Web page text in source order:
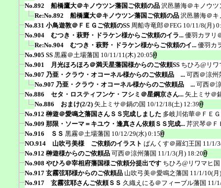
No.892 船橋鷹大＠キノウツン藩国ご依頼の品 沢邑勝海＠キノウツ
Re:No.892 船橋鷹大＠キノウツン藩国ご依頼の品 沢邑勝海＠キ
No.831 小鳥遊敦＠ＦＥＧご依頼のSS 周船寺竜郎＠FEG 10/11/8(月)
No.904 むつき・萩野・ドラケン様からご依頼のイラ... 優羽カヲリ
Re:No.904 むつき・萩野・ドラケン様からご依頼のイ... 優羽カ
No.905 SS 黒霧＠土場藩国 10/11/11(木) 20:05
No.901 月光ほろほろ＠満天星藩国様からのご依頼SS ちひろ@リワ
No.907 乃亜・クラウ・オコーネル様からのご依頼品 ... 可西＠涼州
No.907 乃亜・クラウ・オコーネル様からのご依頼品 ... 可西＠
No.886 セタ・ロスティフンケ・フシミ＠星鋼京さん... 矢上ミサ＠
No.886 おまけ(2/2) 矢上ミサ＠鍋の国 10/12/18(土) 12:39
No.912 榊遊＠愛鳴之藩国さんＳＳ完成しました 多岐川佑華＠ＦＥＧ
No.909 那限・ソーマ＝キユウ・逢真さん依頼ＳＳ完成... 芹沢琴＠Ｆ
No.916 ＳＳ 黒霧＠土場藩国 10/12/29(水) 0:15
NO.914 山吹弓美様 ご依頼のイラスト ぱんくす＠羅幻王国 11/1/
No.912 榊遊様からのご依頼品 可西＠涼州藩国 11/1/3(月) 18:20
No.908 やひろ＠宰相府藩国様ご依頼分提出です ちひろ@リワマヒ国
No.917 玄霧弦耶様からのご依頼品 山吹弓美＠愛鳴之藩国 11/1/10(月
No.917 玄霧弦耶さんご依頼ＳＳ 久織えにる＠フィーブル藩国 11/